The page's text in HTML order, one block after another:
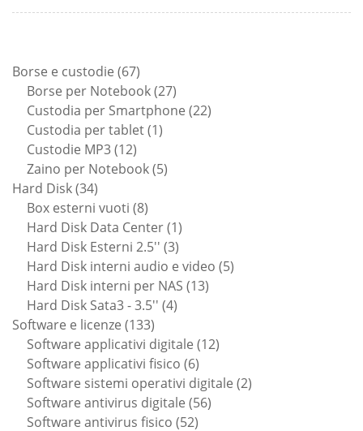
Borse e custodie 6767
prodotti
Borse per Notebook 2727
prodotti
Custodia per Smartphone 2222
Custodia per tablet 11
Custodie MP3 1212
prodotti
Zaino per Notebook 55
Hard Disk 3434
prodotti
Box esterni vuoti 88
prodotti
Hard Disk Data Center 11
prodotto
Hard Disk Esterni 2.5'' 33
prodotti
Hard Disk interni audio e video 55
Hard Disk interni per NAS 1313
Hard Disk Sata3 - 3.5'' 44
Software e licenze 133133
prodotti
Software applicativi digitale 1212
Software applicativi fisico 66
prodotti
Software sistemi operativi digitale 22
Software antivirus digitale 5656
Software antivirus fisico 5252